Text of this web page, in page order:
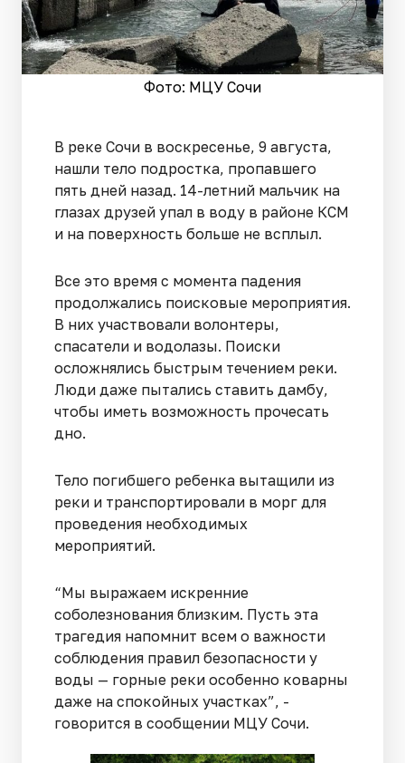
Фото: МЦУ Сочи
В реке Сочи в воскресенье, 9 августа,
нашли тело подростка, пропавшего
пять дней назад. 14-летний мальчик на
глазах друзей упал в воду в районе КСМ
и на поверхность больше не всплыл.
Все это время с момента падения
продолжались поисковые мероприятия.
В них участвовали волонтеры,
спасатели и водолазы. Поиски
осложнялись быстрым течением реки.
Люди даже пытались ставить дамбу,
чтобы иметь возможность прочесать
дно.
Тело погибшего ребенка вытащили из
реки и транспортировали в морг для
проведения необходимых
мероприятий.
“Мы выражаем искренние
соболезнования близким. Пусть эта
трагедия напомнит всем о важности
соблюдения правил безопасности у
воды — горные реки особенно коварны
даже на спокойных участках”, -
говорится в сообщении МЦУ Сочи.